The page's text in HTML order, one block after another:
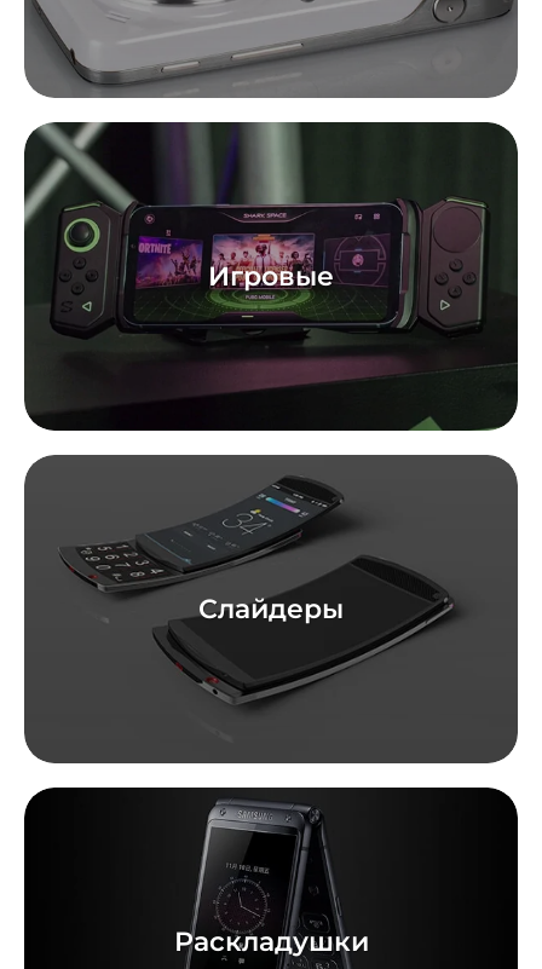
Игровые
Слайдеры
Раскладушки